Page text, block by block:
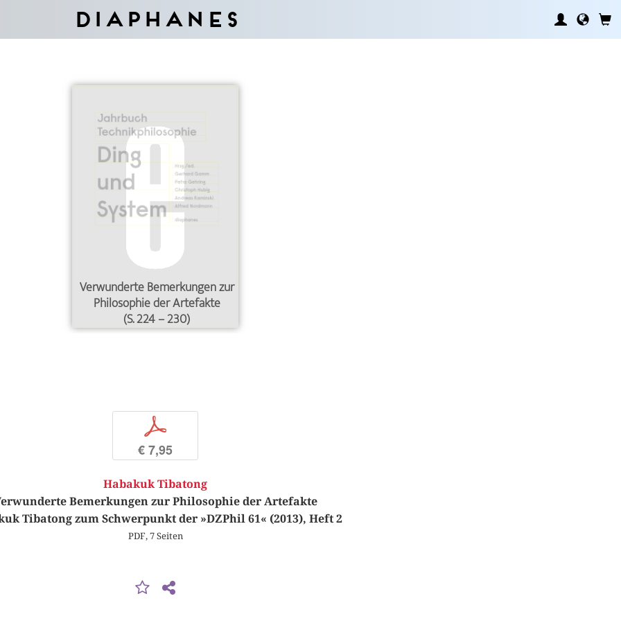
Diaphanes
Verwunderte Bemerkungen zur
Philosophie der Artefakte
(S. 224 – 230)
p
€ 7,95
Habakuk Tibatong
Bemerkungen zur Philosophie der Artefakte
Tibatong zum Schwerpunkt der »DZPhil 61« (2013), Heft 2
PDF, 7 Seiten